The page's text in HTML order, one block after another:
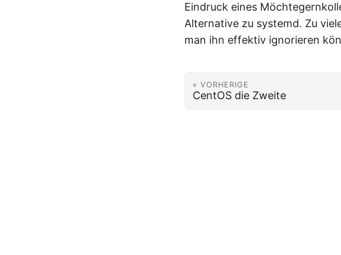
Eindruck eines
Alternative zu systemd. Zu
man ihn effektiv ignorieren
« VORHERIGE
CentOS die Zweite